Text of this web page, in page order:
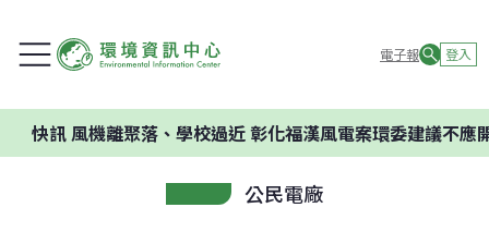
電子報 登入
機離聚落、學校過近 彰化福漢風電案環委建議不應開發
公民電廠